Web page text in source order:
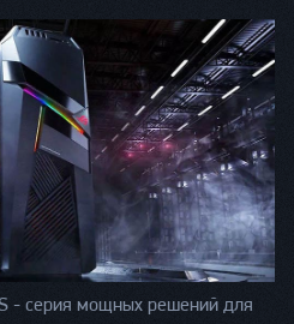
- серия мощных решений для